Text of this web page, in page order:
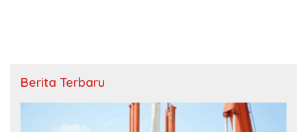
Berita Terbaru